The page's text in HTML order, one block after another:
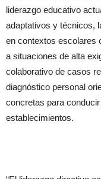
liderazgo educativo
adaptativos y técnicos,
en contextos escolares
a situaciones de alta
colaborativo de casos
diagnóstico personal
concretas para
establecimientos.